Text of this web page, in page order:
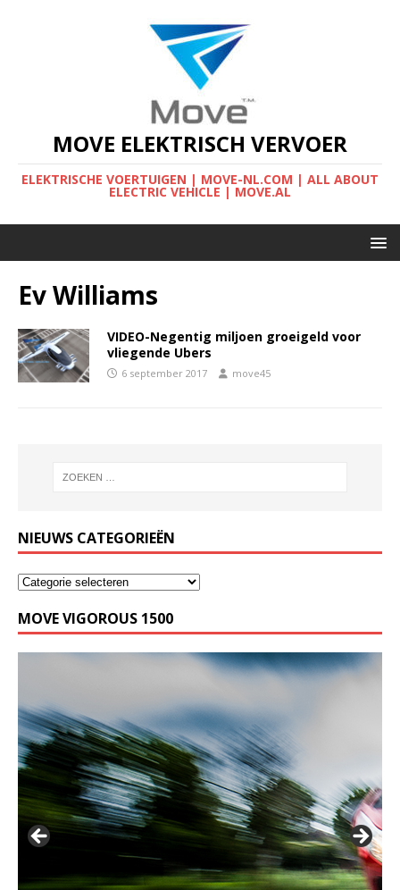
MOVE ELEKTRISCH VERVOER
ELEKTRISCHE VOERTUIGEN | MOVE-NL.COM | ALL ABOUT
ELECTRIC VEHICLE | MOVE.AL
Ev Williams
VIDEO-Negentig miljoen groeigeld voor
vliegende Ubers
6 september 2017 move45
NIEUWS CATEGORIEËN
MOVE VIGOROUS 1500